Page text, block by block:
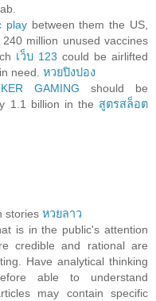
playbetween them the US,
million unused vaccines
เว็บ 123 could be airlifted
need. หวยปิงปอง
GAMING should be
1.1 billion in the สูตรสล็อต
stories หวยลาว
is in the public's attention
credible and rational are
Have analytical thinking
able to understand
may contain specific